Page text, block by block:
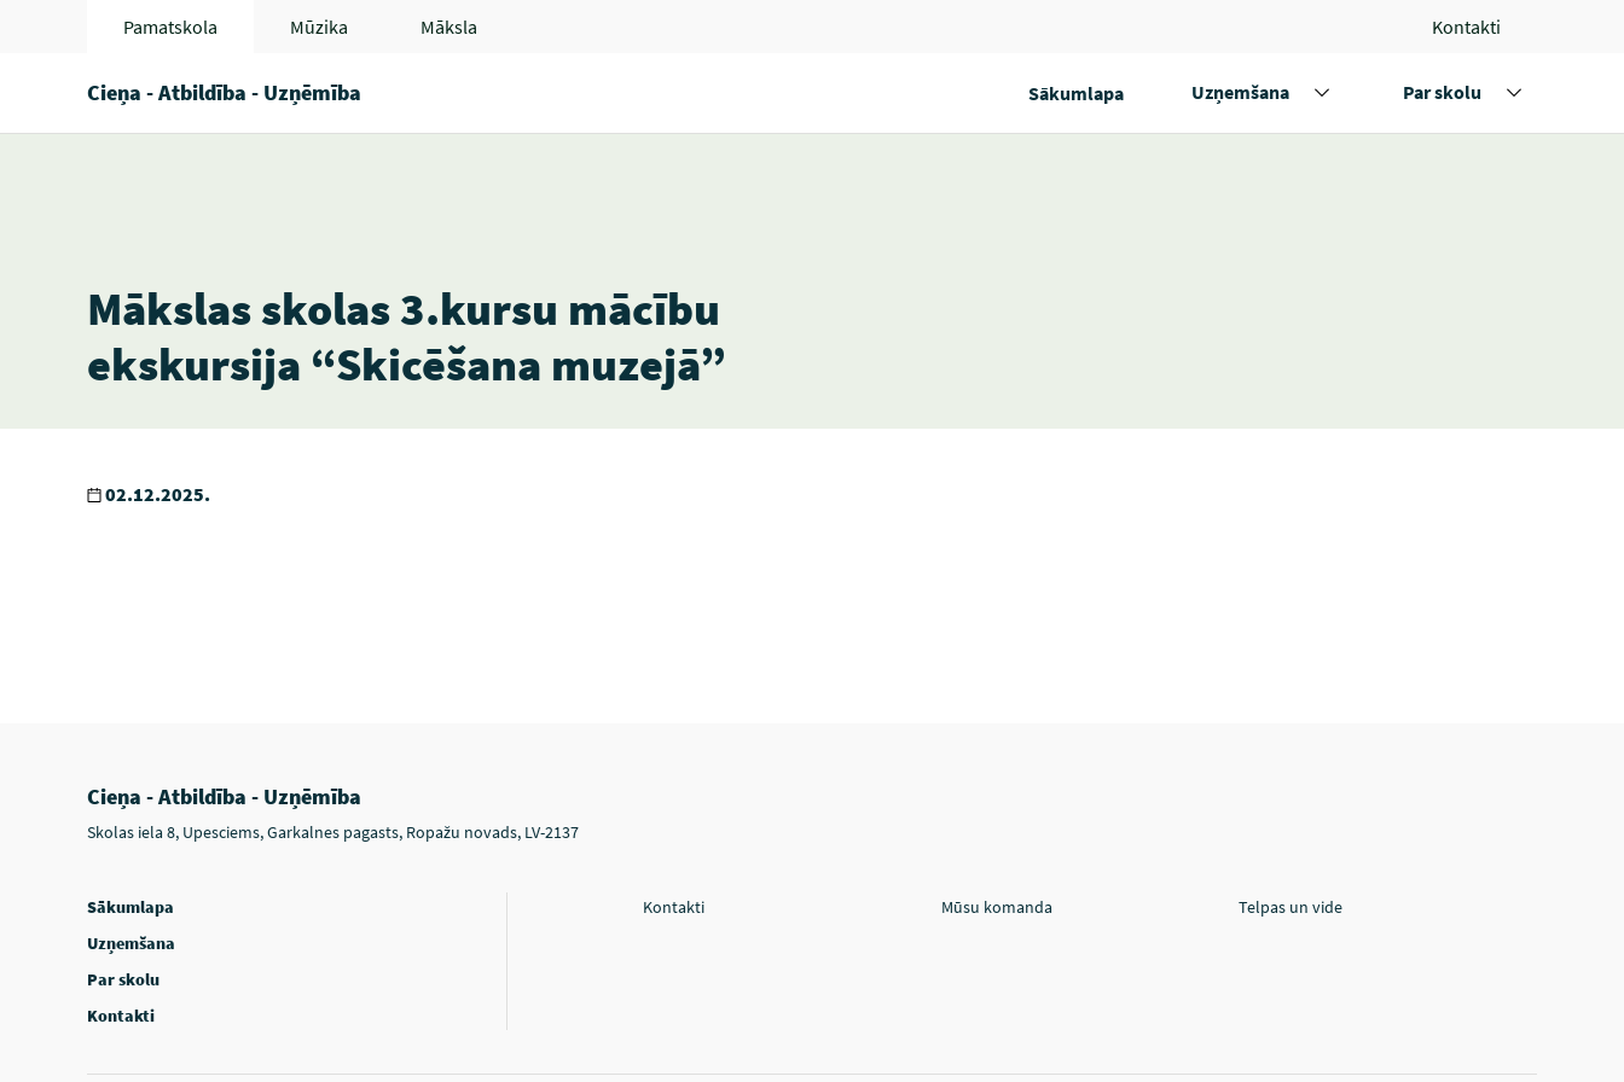
Pamatskola Mūzika Māksla Kontakti
Cieņa - Atbildība - Uzņēmība Sākumlapa Uzņemšana Par skolu
Mākslas skolas 3.kursu mācību
ekskursija “Skicēšana muzejā”
02.12.2025.
Cieņa - Atbildība - Uzņēmība
Skolas iela 8, Upesciems, Garkalnes pagasts, Ropažu novads, LV-2137
Sākumlapa
Uzņemšana
Par skolu
Kontakti
Kontakti Mūsu komanda Telpas un vide